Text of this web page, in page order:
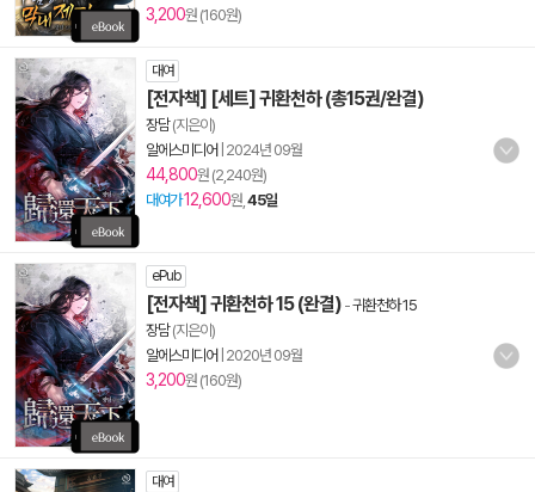
3,200원 (160원)
대여
[전자책] [세트] 귀환천하 (총15권/완결)
장담(지은이)
알에스미디어 2024년 09월
44,800원 (2,240원)
대여가12,600원, 45일
ePub
[전자책] 귀환천하 15 (완결) -귀환천하 15
장담(지은이)
알에스미디어 2020년 09월
3,200원 (160원)
대여